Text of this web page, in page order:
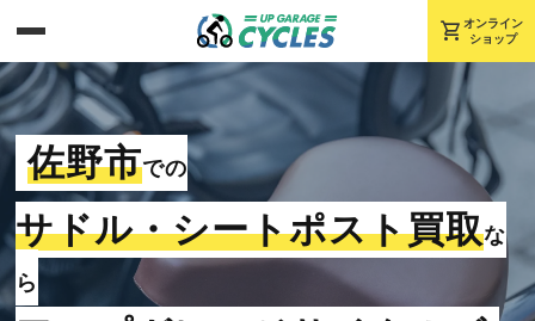
shopping_cart オンライン
ショップ
佐野市での
サドル・シートポスト買取な
ら